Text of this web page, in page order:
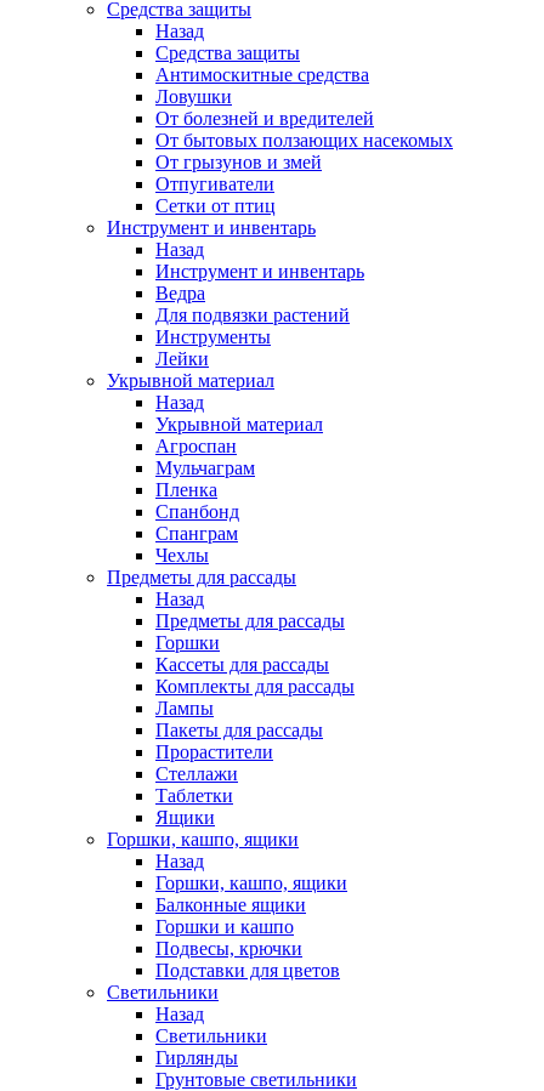
Средства защиты
Назад
Средства защиты
Антимоскитные средства
Ловушки
От болезней и вредителей
От бытовых ползающих насекомых
От грызунов и змей
Отпугиватели
Сетки от птиц
Инструмент и инвентарь
Назад
Инструмент и инвентарь
Ведра
Для подвязки растений
Инструменты
Лейки
Укрывной материал
Назад
Укрывной материал
Агроспан
Мульчаграм
Пленка
Спанбонд
Спанграм
Чехлы
Предметы для рассады
Назад
Предметы для рассады
Горшки
Кассеты для рассады
Комплекты для рассады
Лампы
Пакеты для рассады
Прорастители
Стеллажи
Таблетки
Ящики
Горшки, кашпо, ящики
Назад
Горшки, кашпо, ящики
Балконные ящики
Горшки и кашпо
Подвесы, крючки
Подставки для цветов
Светильники
Назад
Светильники
Гирлянды
Грунтовые светильники